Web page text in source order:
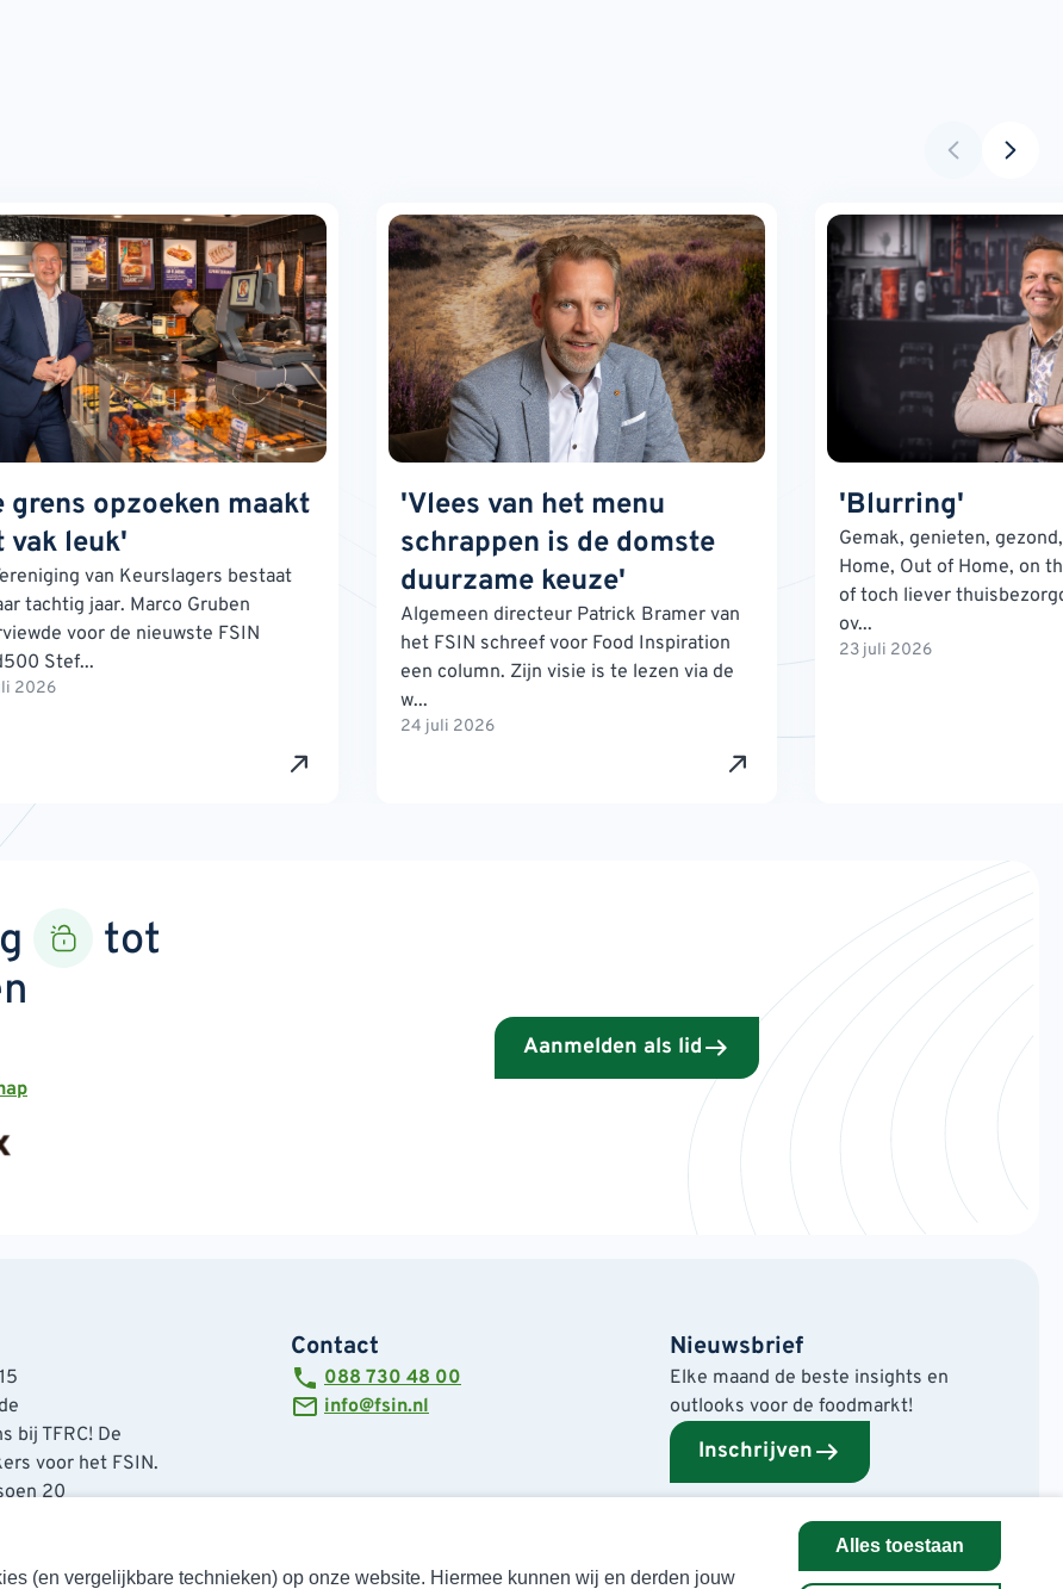
(en vergelijkbare technieken) op onze website. Hiermee kunnen wij en derden jouw
Alles toestaan
grens opzoeken maakt
vak leuk'
van Keurslagers bestaat
tachtig jaar. Marco Gruben
voor de nieuwste FSIN
Stef...
2026
'Vlees van het menu
schrappen is de domste
duurzame keuze'
Algemeen directeur Patrick Bramer van
het FSIN schreef voor Food Inspiration
een column. Zijn visie is te lezen via de
w...
24 juli 2026
'Blurring'
Gemak, genieten,
Home, Out of Home, on
of toch liever
ov...
23 juli 2026
tot
Aanmelden als lid
bij TFRC! De
voor het FSIN.
20
Contact
088 730 48 00
info@fsin.nl
Nieuwsbrief
Elke maand de beste insights en
outlooks voor de foodmarkt!
Inschrijven